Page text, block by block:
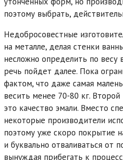
поэтому выбрать,
Недобросовестные
на металле, делая стенки
несложно определить по весу
речь пойдет далее. Пока
фактом, что даже самая
весить менее 70-80 кг.
это качество эмали. Вместо
некоторые производители
поэтому уже скоро покрытие
и буквально отваливаться от
вынуждая прибегать к